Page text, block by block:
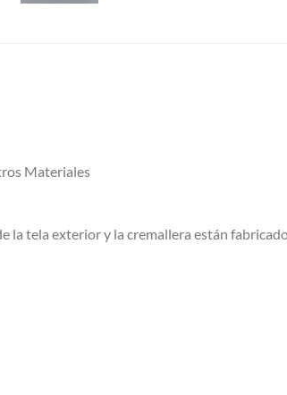
Materiales
la tela exterior y la cremallera están